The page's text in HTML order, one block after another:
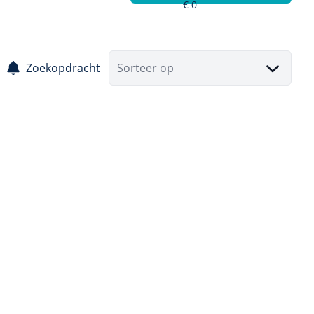
Zoekopdracht Sorteer op